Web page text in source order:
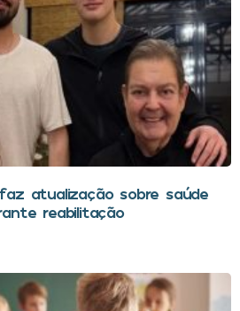
atualização sobre saúde
reabilitação